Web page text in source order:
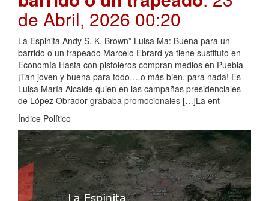
de Abril, 2026 00:20
La Espinita Andy S. K. Brown* Luisa Ma: Buena para un
barrido o un trapeado Marcelo Ebrard ya tiene sustituto en
Economía Hasta con pistoleros compran medios en Puebla
¡Tan joven y buena para todo… o más bien, para nada! Es
Luisa María Alcalde quien en las campañas presidenciales
de López Obrador grababa promocionales […]La ent
Índice Político